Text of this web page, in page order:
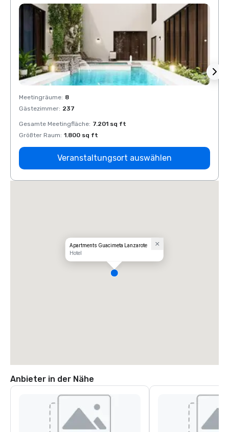
Meetingräume: 8
Gästezimmer: 237
Gesamte Meetingfläche: 7.201 sq ft
Größter Raum: 1.800 sq ft
Veranstaltungsort auswählen
Apartments Guacimeta Lanzarote
Hotel
Anbieter in der Nähe